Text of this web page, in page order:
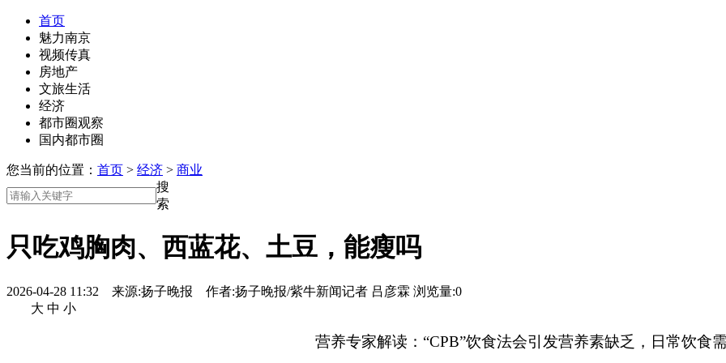
首页
魅力南京
视频传真
房地产
文旅生活
经济
都市圈观察
国内都市圈
您当前的位置： 首页 > 经济 > 商业
搜
索
只吃鸡胸肉、西蓝花、土豆，能瘦吗
2026-04-28 11:32 来源:扬子晚报 作者:扬子晚报/紫牛新闻记者 吕彦霖 浏览量:0
大 中 小
营养专家解读： “CPB”饮食法会引发营养素缺乏，日常饮食